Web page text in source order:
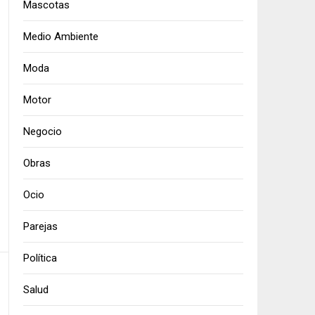
Mascotas
Medio Ambiente
Moda
Motor
Negocio
Obras
Ocio
Parejas
Política
Salud